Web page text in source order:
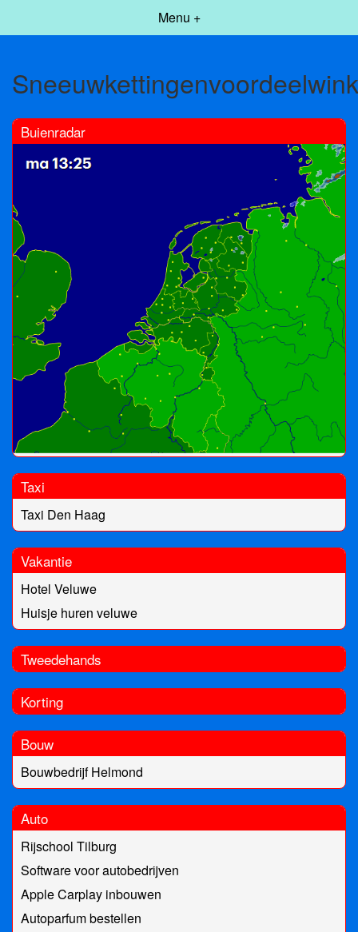
Menu +
Buienradar
Taxi
Taxi Den Haag
Vakantie
Hotel Veluwe
Huisje huren veluwe
Tweedehands
Korting
Bouw
Bouwbedrijf Helmond
Auto
Rijschool Tilburg
Software voor autobedrijven
Apple Carplay inbouwen
Autoparfum bestellen